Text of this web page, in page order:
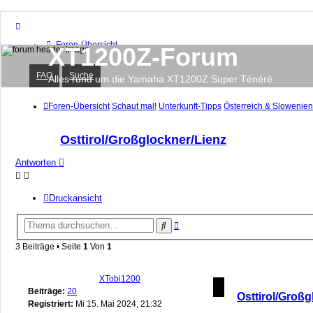
Foren-Übersicht
FAQ
Suche
Unbeantwortete Themen
Aktive Themen
Registrieren
XT1200Z-Forum
Alles rund um die Yamaha XT1200Z Super Ténéré
FAQ Suche
Foren-Übersicht Schaut mal! Unterkunft-Tipps Österreich & Slowenien
Osttirol/Großglockner/Lienz
Antworten
Druckansicht
Suche
3 Beiträge • Seite 1 Von 1
XTobi1200
Beiträge: 20
Registriert: Mi 15. Mai 2024, 21:32
Osttirol/